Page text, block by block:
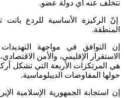
تتخلّف عنه أي دولة عضو.
إنّ الركيزة الأساسية للردع
المنطقة.
إن التوافق في مواجهة
الاستقرار الإقليمي، والأمن
هي المرتكزات الأربعة التي تشكل
حولها المفاوضات الديبلوماسية.
إن استجابة الجمهورية الإسلامية